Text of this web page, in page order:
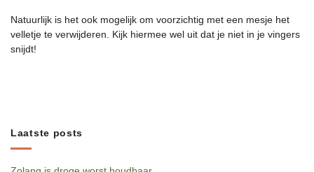
Natuurlijk is het ook mogelijk om voorzichtig met een mesje het
velletje te verwijderen. Kijk hiermee wel uit dat je niet in je vingers
snijdt!
Laatste posts